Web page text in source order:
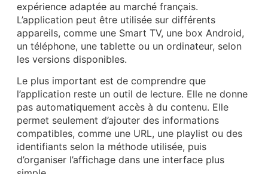
expérience adaptée au marché français.
L’application peut être utilisée sur différents
appareils, comme une Smart TV, une box Android,
un téléphone, une tablette ou un ordinateur, selon
les versions disponibles.
Le plus important est de comprendre que
l’application reste un outil de lecture. Elle ne donne
pas automatiquement accès à du contenu. Elle
permet seulement d’ajouter des informations
compatibles, comme une URL, une playlist ou des
identifiants selon la méthode utilisée, puis
d’organiser l’affichage dans une interface plus